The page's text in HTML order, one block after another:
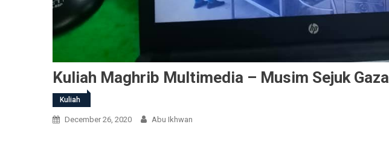
Kuliah Maghrib Multimedia – Musim Sejuk Gaza
Kuliah
December 26, 2020 Abu Ikhwan